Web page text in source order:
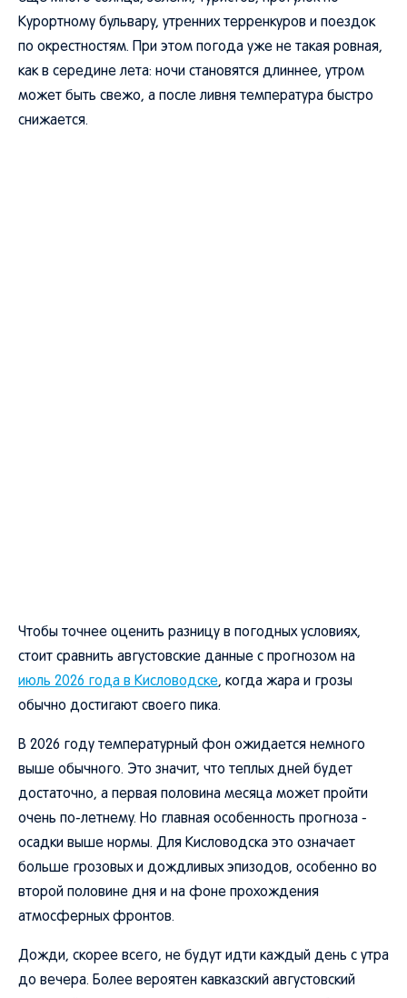
Курортному бульвару, утренних терренкуров и поездок
по окрестностям. При этом погода уже не такая ровная,
как в середине лета: ночи становятся длиннее, утром
может быть свежо, а после ливня температура быстро
снижается.
Чтобы точнее оценить разницу в погодных условиях,
стоит сравнить августовские данные с прогнозом на
июль 2026 года в Кисловодске, когда жара и грозы
обычно достигают своего пика.
В 2026 году температурный фон ожидается немного
выше обычного. Это значит, что теплых дней будет
достаточно, а первая половина месяца может пройти
очень по-летнему. Но главная особенность прогноза -
осадки выше нормы. Для Кисловодска это означает
больше грозовых и дождливых эпизодов, особенно во
второй половине дня и на фоне прохождения
атмосферных фронтов.
Дожди, скорее всего, не будут идти каждый день с утра
до вечера. Более вероятен кавказский августовский